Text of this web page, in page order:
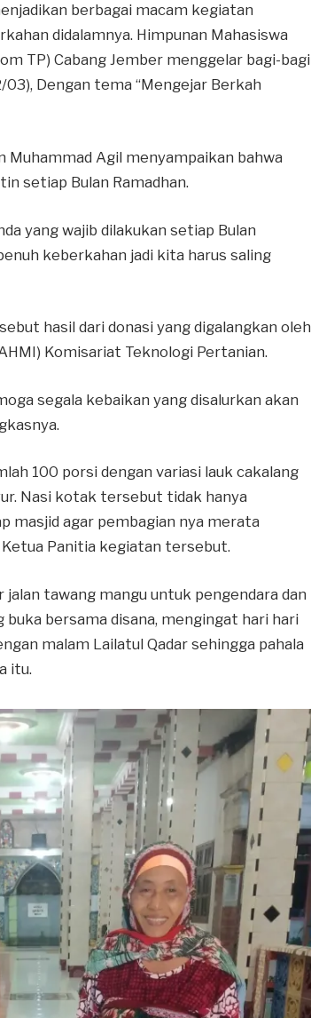
berbagai macam kegiatan
didalamnya. Himpunan Mahasiswa
TP) Cabang Jember menggelar bagi-bagi
Dengan tema “Mengejar Berkah
Agil menyampaikan bahwa
setiap Bulan Ramadhan.
yang wajib dilakukan setiap Bulan
keberkahan jadi kita harus saling
hasil dari donasi yang digalangkan oleh
Komisariat Teknologi Pertanian.
segala kebaikan yang disalurkan akan
100 porsi dengan variasi lauk cakalang
Nasi kotak tersebut tidak hanya
masjid agar pembagian nya merata
Panitia kegiatan tersebut.
tawang mangu untuk pengendara dan
bersama disana, mengingat hari hari
malam Lailatul Qadar sehingga pahala
itu.